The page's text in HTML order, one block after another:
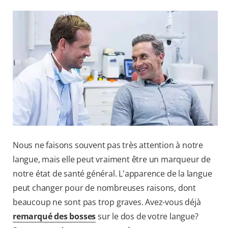
POUR LES PROFESSIONNELS
Nous ne faisons souvent pas très attention à notre
langue, mais elle peut vraiment être un marqueur de
notre état de santé général. L'apparence de la langue
peut changer pour de nombreuses raisons, dont
beaucoup ne sont pas trop graves. Avez-vous déjà
remarqué des bossessur le dos de votre langue?